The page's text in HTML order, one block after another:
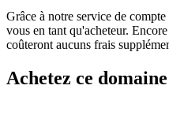
Grâce à notre service de
vous en tant qu'acheteur.
coûteront aucuns frais
Achetez ce domaine